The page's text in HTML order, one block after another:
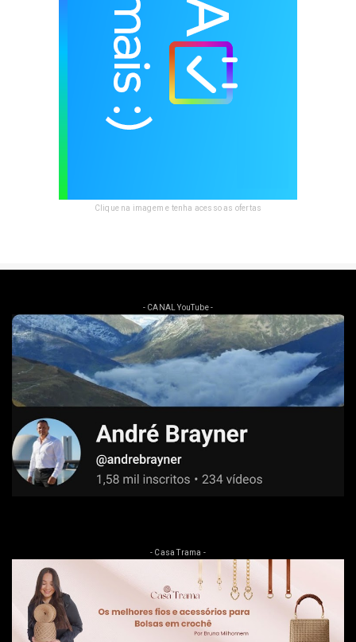
Clique na imagem e tenha acesso as ofertas
- CANAL YouTube -
- Casa Trama -